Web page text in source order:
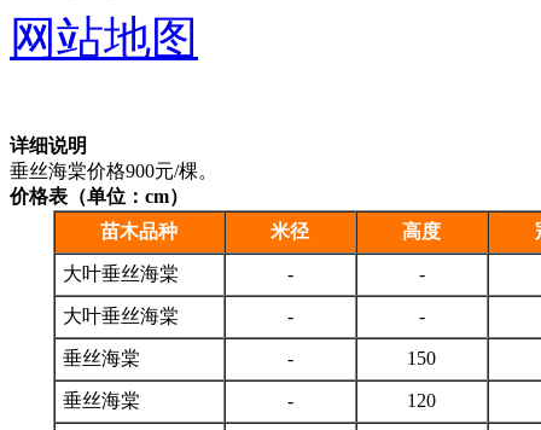
详细说明
垂丝海棠价格900元/棵。
价格表（单位：cm）
苗木品种
米径 高度
大叶垂丝海棠 - -
大叶垂丝海棠 - -
垂丝海棠 - 150
垂丝海棠 - 120
网站地图